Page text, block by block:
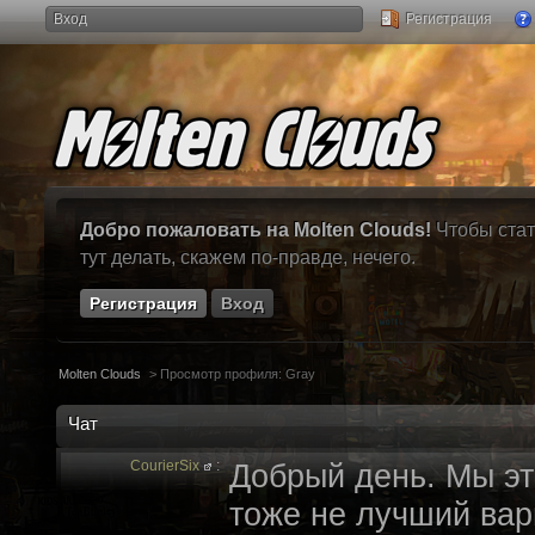
Вход Регистрация
Добро пожаловать на Molten Clouds! Чтобы
тут делать, скажем по-правде, нечего.
Регистрация Вход
Molten Clouds > Просмотр профиля: Gray
Чат
CourierSix : Добрый день. Мы
тоже не лучший